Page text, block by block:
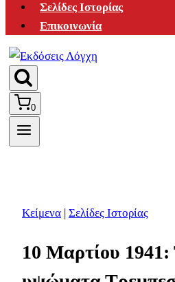
Σελίδες Ιστορίας
Επικοινωνία
0
Κείμενα Σελίδες Ιστορίας
10 Μαρτίου 1941: